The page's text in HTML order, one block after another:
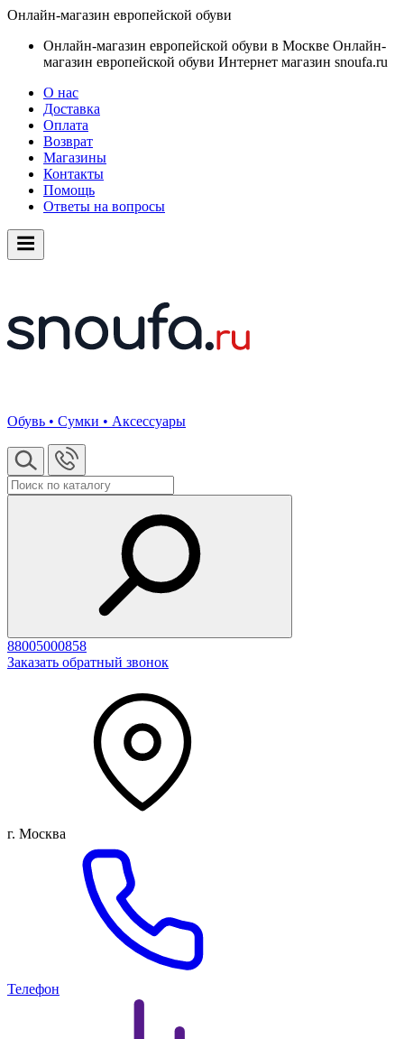
Онлайн-магазин европейской обуви
Онлайн-магазин европейской обуви в Москве Онлайн-
магазин европейской обуви Интернет магазин snoufa.ru
О нас
Доставка
Оплата
Возврат
Магазины
Контакты
Помощь
Ответы на вопросы
Обувь • Сумки • Аксессуары
88005000858
Заказать обратный звонок
г. Москва
Телефон